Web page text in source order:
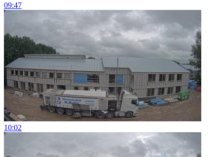
09:47
10:02